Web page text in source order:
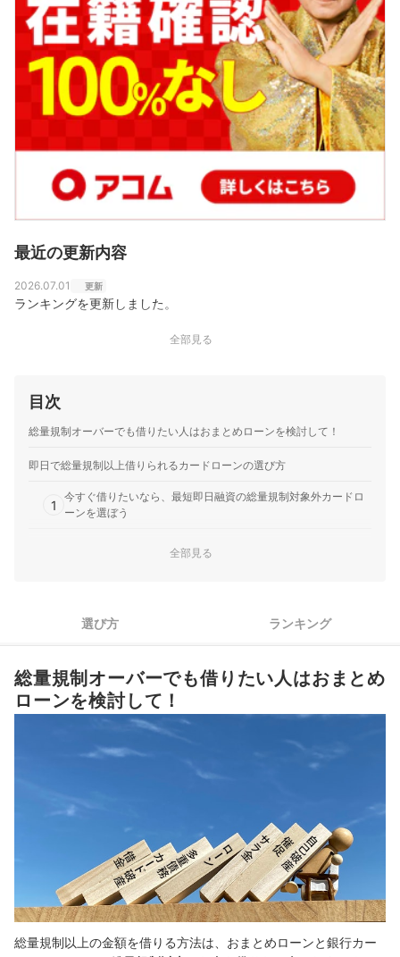
最近の更新内容
2026.07.01 更新
ランキングを更新しました。
全部見る
目次
総量規制オーバーでも借りたい人はおまとめローンを検討して！
即日で総量規制以上借りられるカードローンの選び方
1
今すぐ借りたいなら、最短即日融資の総量規制対象外カードロ
ーンを選ぼう
即日で総量規制以上借りられるカードローン全7選おすすめ人気ランキ
ング
総量規制とは？
総量規制対象外のカードローンは審査が厳しい？
総量規制以上でもお金を借りられる方法を解説
全部見る
選び方 ランキング
総量規制オーバーでも借りたい人はおまとめ
ローンを検討して！
総量規制以上の金額を借りる方法は、おまとめローンと銀行カー